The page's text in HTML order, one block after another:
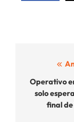
de
entradas
Operativo
solo
final